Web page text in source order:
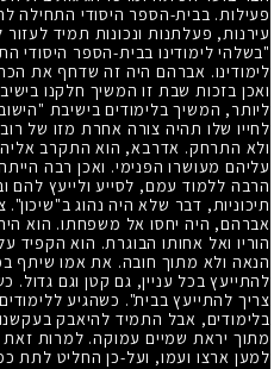
פעילות. בבית-הספר היסודי התחילה
עירנות, פעלתנות ונכונות תמיד
"בשלהי לימודינו בבית-הספר
לימודינו. אברהם היה זה שדחף את
ואכן בזכות שבת זו המשיך חלקנו
ליותר, המשיך בלימודים בישיבת
לחייו שלו תהיה צורה אחרת מזו של
ולא התרחק. אדרבא, הוא התקרב
עליהם מעושרו הפנימי. ואכן רבה
הרבה ללמוד עמם, לסייע ולייעץ להם
תיכוניות, דבר שלא היה נהוג
אברהם, היה יחסו אל משפחתו. הוא
הוריו ואל אחותו הבוגרת. הוא הקפיד
הנאה ולא מתוך חובה. את אמו שיתף
להתייעץ בכל עניין, גם קטן וגם גדול.
צריך להתייעץ בבית". כשהגיע
בלימודים, אבל התמיד להיאבק
מתוך יראת שמיים עמוקה. למרות זאת
למען ארצו ועמו, ועל-כן החליט לתת